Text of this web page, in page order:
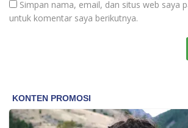
Simpan nama, email, dan situs web saya
untuk komentar saya berikutnya.